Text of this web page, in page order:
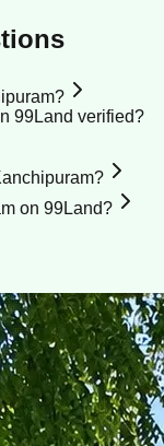
99Land verified?
on 99Land?